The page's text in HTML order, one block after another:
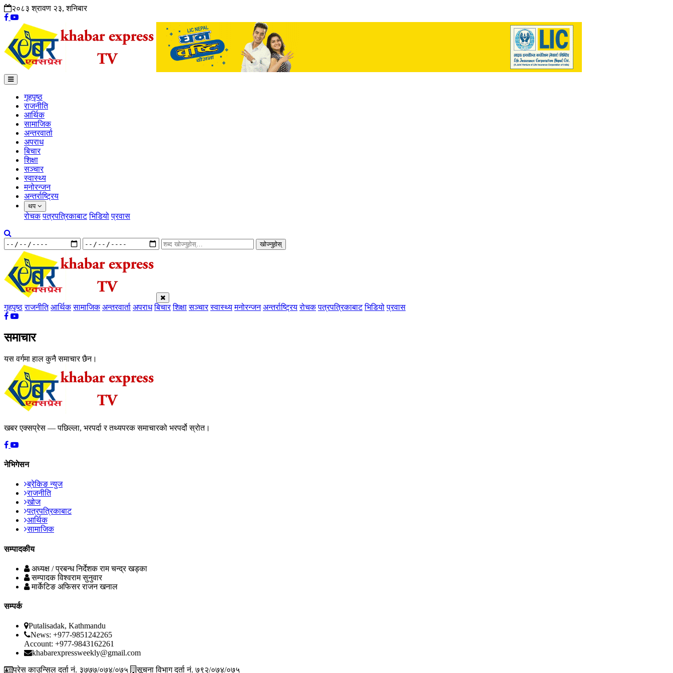
२०८३ श्रावण २३, शनिबार
गृहपृष्ठ
राजनीति
आर्थिक
सामाजिक
अन्तरवार्ता
अपराध
बिचार
शिक्षा
सञ्चार
स्वास्थ्य
मनोरन्जन
अन्तर्राष्ट्रिय
थप
रोचक पत्रपत्रिकाबाट भिडियो प्रवास
खोज्नुहोस्
गृहपृष्ठ राजनीति आर्थिक सामाजिक अन्तरवार्ता अपराध बिचार शिक्षा सञ्चार स्वास्थ्य मनोरन्जन अन्तर्राष्ट्रिय रोचक पत्रपत्रिकाबाट भिडियो प्रवास
समाचार
यस वर्गमा हाल कुनै समाचार छैन।
खबर एक्सप्रेस — पछिल्ला, भरपर्दा र तथ्यपरक समाचारको भरपर्दो स्रोत।
नेभिगेसन
ब्रेकिङ न्युज
राजनीति
खोज
पत्रपत्रिकाबाट
आर्थिक
सामाजिक
सम्पादकीय
अध्यक्ष / प्रबन्ध निर्देशक राम चन्द्र खड्का
सम्पादक विश्वराम सुनुवार
मार्केटिङ अफिसर राजन खनाल
सम्पर्क
Putalisadak, Kathmandu
News: +977-9851242265
Account: +977-9843162261
khabarexpressweekly@gmail.com
प्रेस काउन्सिल दर्ता नं. ३७७७/०७४/०७५
सूचना विभाग दर्ता नं. ७९२/०७४/०७५